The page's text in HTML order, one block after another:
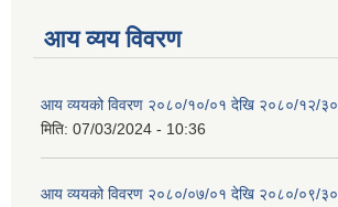
आय व्यय विवरण
आय व्ययको विवरण २०८०/१०/०१ देखि २०८०/१२/३०
मिति: 07/03/2024 - 10:36
आय व्ययको विवरण २०८०/०७/०१ देखि २०८०/०९/३०